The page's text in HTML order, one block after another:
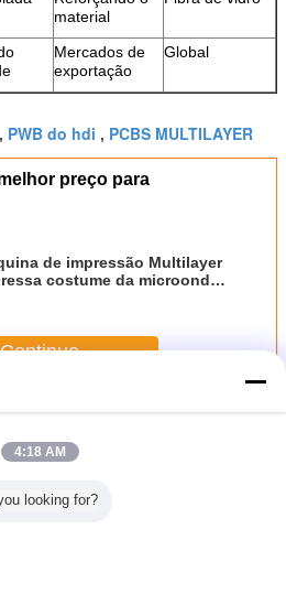
material
Mercados de
exportação
Global
, PWB do hdi , PCBS MULTILAYER
preço para
de impressão Multilayer
costume da microonda
Continue
4:18 AM
looking for?